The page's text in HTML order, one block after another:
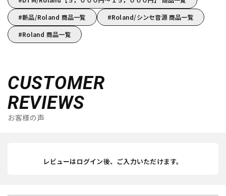
新品/Roland 商品一覧
Roland/シンセ音源 商品一覧
Roland 商品一覧
CUSTOMER
REVIEWS
お客様の声
レビューはログイン後、ご入力いただけます。